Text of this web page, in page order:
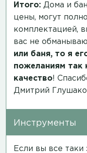
Итого: Дома и
цены, могут
комплектацией,
вас не
или баня, то я
пожеланиям так
качество!
Дмитрий
Инструменты
Если вы все таки